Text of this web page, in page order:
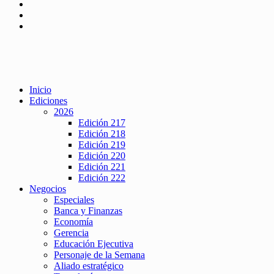
Inicio
Ediciones
2026
Edición 217
Edición 218
Edición 219
Edición 220
Edición 221
Edición 222
Negocios
Especiales
Banca y Finanzas
Economía
Gerencia
Educación Ejecutiva
Personaje de la Semana
Aliado estratégico